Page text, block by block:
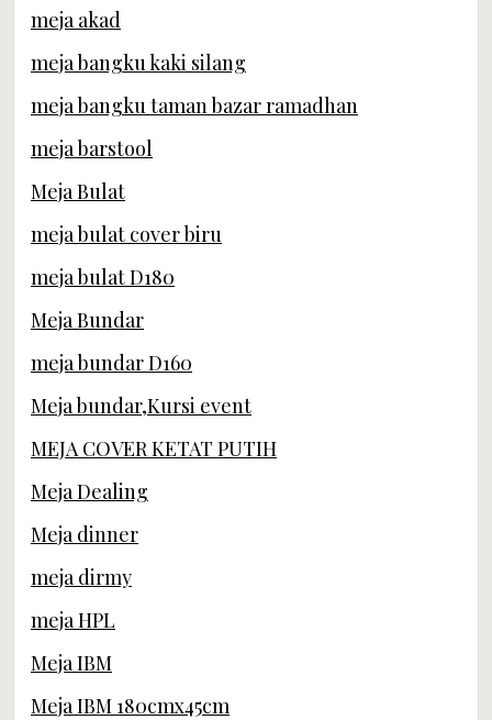
meja akad
meja bangku kaki silang
meja bangku taman bazar ramadhan
meja barstool
Meja Bulat
meja bulat cover biru
meja bulat D180
Meja Bundar
meja bundar D160
Meja bundar,Kursi event
MEJA COVER KETAT PUTIH
Meja Dealing
Meja dinner
meja dirmy
meja HPL
Meja IBM
Meja IBM 180cmx45cm